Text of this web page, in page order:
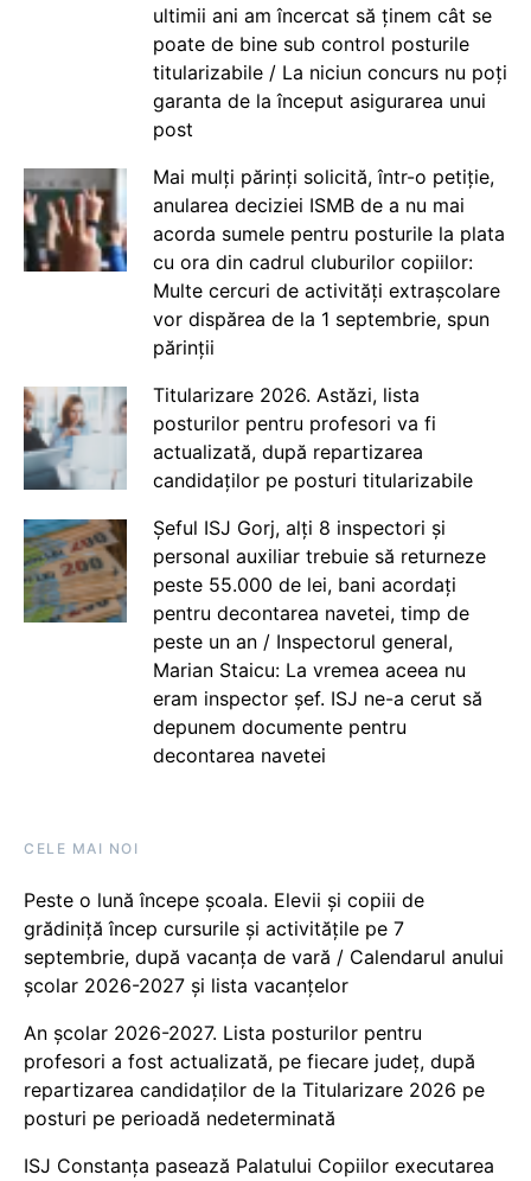
ultimii ani am încercat să ținem cât se
poate de bine sub control posturile
titularizabile / La niciun concurs nu poți
garanta de la început asigurarea unui
post
Mai mulți părinți solicită, într-o petiție,
anularea deciziei ISMB de a nu mai
acorda sumele pentru posturile la plata
cu ora din cadrul cluburilor copiilor:
Multe cercuri de activități extrașcolare
vor dispărea de la 1 septembrie, spun
părinții
Titularizare 2026. Astăzi, lista
posturilor pentru profesori va fi
actualizată, după repartizarea
candidaților pe posturi titularizabile
Șeful ISJ Gorj, alți 8 inspectori și
personal auxiliar trebuie să returneze
peste 55.000 de lei, bani acordați
pentru decontarea navetei, timp de
peste un an / Inspectorul general,
Marian Staicu: La vremea aceea nu
eram inspector șef. ISJ ne-a cerut să
depunem documente pentru
decontarea navetei
CELE MAI NOI
Peste o lună începe școala. Elevii și copiii de
grădiniță încep cursurile și activitățile pe 7
septembrie, după vacanța de vară / Calendarul anului
școlar 2026-2027 și lista vacanțelor
An școlar 2026-2027. Lista posturilor pentru
profesori a fost actualizată, pe fiecare județ, după
repartizarea candidaților de la Titularizare 2026 pe
posturi pe perioadă nedeterminată
ISJ Constanța pasează Palatului Copiilor executarea